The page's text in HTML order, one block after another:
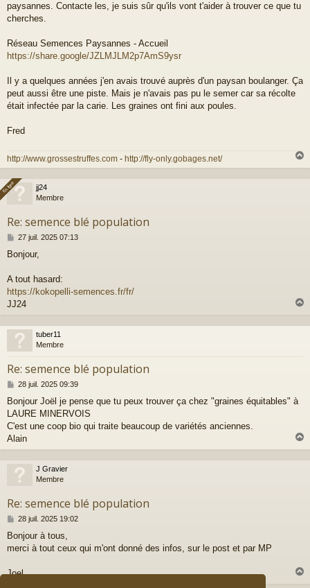
paysannes. Contacte les, je suis sûr qu'ils vont t'aider à trouver ce que tu
cherches.
Réseau Semences Paysannes - Accueil
https://share.google/JZLMJLM2p7AmS9ysr
Il y a quelques années j'en avais trouvé auprès d'un paysan boulanger. Ça
peut aussi être une piste. Mais je n'avais pas pu le semer car sa récolte
était infectée par la carie. Les graines ont fini aux poules.
Fred
http://www.grossestruffes.com - http://fly-only.gobages.net/
a
jj24
Membre
Re: semence blé population
M
s
a
g
e
27 juil. 2025 07:13
Bonjour,
A tout hasard:
https://kokopelli-semences.fr/fr/
JJ24
u
En ligne
En ligne
tuber11
Membre
Re: semence blé population
M
s
s
a
g
28 juil. 2025 09:39
Bonjour Joël je pense que tu peux trouver ça chez "graines équitables" à
LAURE MINERVOIS
C'est une coop bio qui traite beaucoup de variétés anciennes.
Alain
a
J Gravier
Membre
Re: semence blé population
M
s
s
g
28 juil. 2025 19:02
Bonjour à tous,
merci à tout ceux qui m'ont donné des infos, sur le post et par MP
Joel